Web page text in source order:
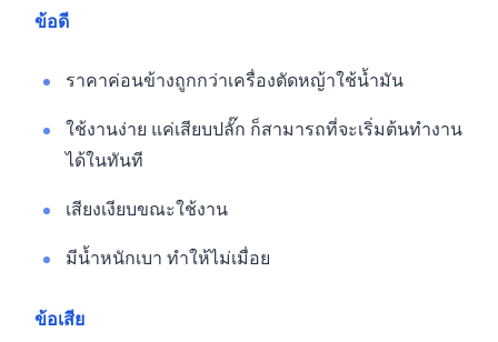
ข้อดี
ราคาค่อนข้างถูกกว่าเครื่องตัดหญ้าใช้น้ำมัน
ใช้งานง่าย แค่เสียบปลั๊ก ก็สามารถที่จะเริ่มต้นทำงาน
ได้ในทันที
เสียงเงียบขณะใช้งาน
มีน้ำหนักเบา ทำให้ไม่เมื่อย
ข้อเสีย